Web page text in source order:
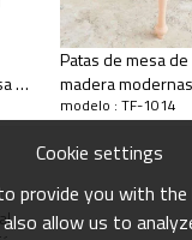
del
de
Patas de mesa de
madera
mediados de siglo,
tallada sólida sin
sofá, silla, patas
de comedor de
modelo : TF-1014
Cookie settings
provide you with
allow us to